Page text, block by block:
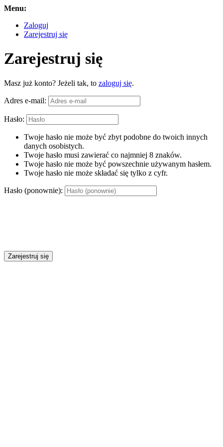
Menu:
Zaloguj
Zarejestruj się
Zarejestruj się
Masz już konto? Jeżeli tak, to zaloguj się.
Adres e-mail:
Hasło:
Twoje hasło nie może być zbyt podobne do twoich innych
danych osobistych.
Twoje hasło musi zawierać co najmniej 8 znaków.
Twoje hasło nie może być powszechnie używanym hasłem.
Twoje hasło nie może składać się tylko z cyfr.
Hasło (ponownie):
Zarejestruj się